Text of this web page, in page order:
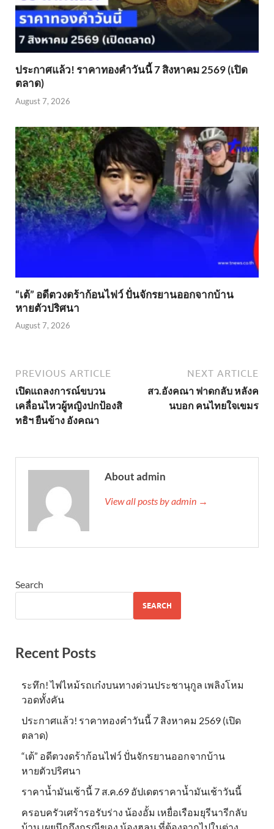
ประกาศแล้ว! ราคาทองคำวันนี้ 7 สิงหาคม 2569 (เปิด
ตลาด)
August 7, 2026
“เต้” อดีตวงดร้าก้อนไฟว์ ปั่นจักรยานออกจากบ้าน
หายตัวปริศนา
August 7, 2026
PREVIOUS ARTICLE
เปิดแถลงการณ์ขบวน
เคลื่อนไหวผู้หญิงปกป้องสิ
ทธิฯ ยืนข้าง อังคณา
NEXT ARTICLE
สว.อังคณา ฟาดกลับ หลังค
นบอก คนไทยใจเขมร
About admin
View all posts by admin →
Search
SEARCH
Recent Posts
ระทึก! ไฟไหม้รถเก๋งบนทางด่วนประชานุกูล เพลิงโหม
วอดทั้งคัน
ประกาศแล้ว! ราคาทองคำวันนี้ 7 สิงหาคม 2569 (เปิด
ตลาด)
“เต้” อดีตวงดร้าก้อนไฟว์ ปั่นจักรยานออกจากบ้าน
หายตัวปริศนา
ราคาน้ำมันเช้านี้ 7 ส.ค.69 อัปเดตราคาน้ำมันเช้าวันนี้
ครอบครัวเศร้ารอรับร่าง น้องอั้ม เหยื่อเรือมยุรีนารีกลับ